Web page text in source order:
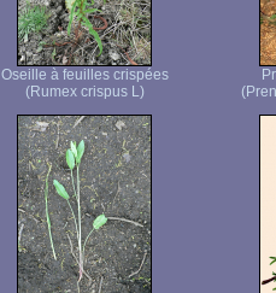
Oseille à feuilles crispées
(Rumex crispus L)